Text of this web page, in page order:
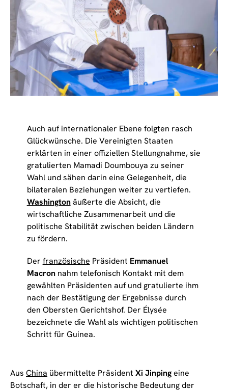
Auch auf internationaler Ebene folgten rasch
Glückwünsche. Die Vereinigten Staaten
erklärten in einer offiziellen Stellungnahme, sie
gratulierten Mamadi Doumbouya zu seiner
Wahl und sähen darin eine Gelegenheit, die
bilateralen Beziehungen weiter zu vertiefen.
Washingtonäußerte die Absicht, die
wirtschaftliche Zusammenarbeit und die
politische Stabilität zwischen beiden Ländern
zu fördern.
Der französische Präsident Emmanuel
Macronnahm telefonisch Kontakt mit dem
gewählten Präsidenten auf und gratulierte ihm
nach der Bestätigung der Ergebnisse durch
den Obersten Gerichtshof. Der Élysée
bezeichnete die Wahl als wichtigen politischen
Schritt für Guinea.
Aus China übermittelte Präsident Xi Jinpingeine
Botschaft, in der er die historische Bedeutung der